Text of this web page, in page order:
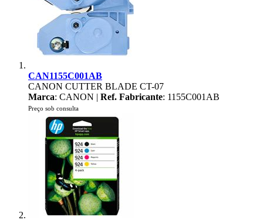
CAN1155C001AB
CANON CUTTER BLADE CT-07
Marca: CANON | Ref. Fabricante: 1155C001AB
Preço sob consulta